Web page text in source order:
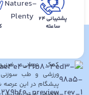
پشتیبانی ۲۴
ساعته
کمک درمانی،
ورزشی و طب
پیشگام در این